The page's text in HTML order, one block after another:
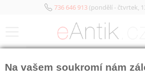
736 646 913(pondělí - čtvrtek,
Na vašem soukromí nám